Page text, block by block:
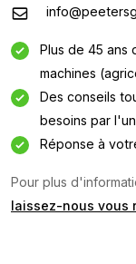
Plus de 45
machines
Des conseils
besoins par
Réponse à
Pour plus
laissez-nous vous
Intéressé par